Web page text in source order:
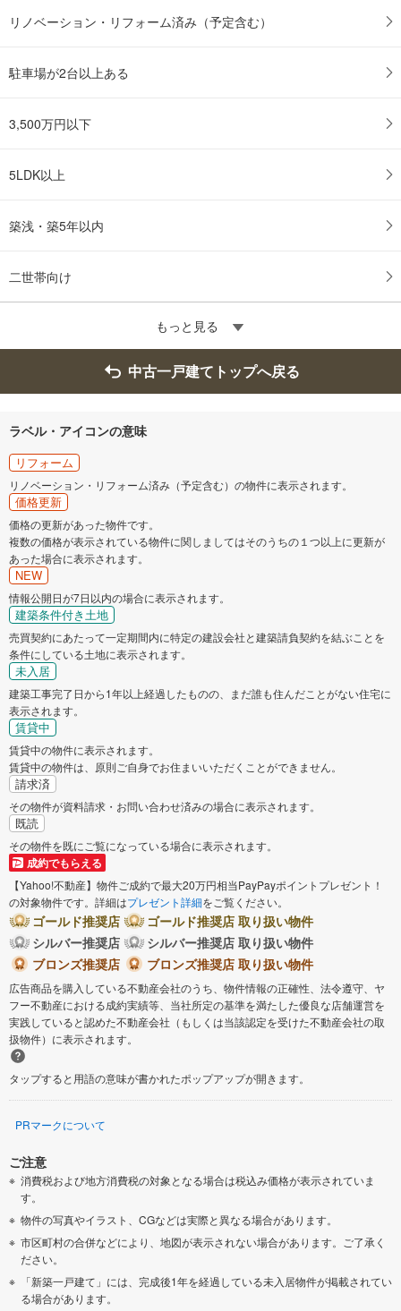
リノベーション・リフォーム済み（予定含む）
駐車場が2台以上ある
3,500万円以下
5LDK以上
築浅・築5年以内
二世帯向け
もっと見る
中古一戸建てトップへ戻る
ラベル・アイコンの意味
リフォーム
リノベーション・リフォーム済み（予定含む）の物件に表示されます。
価格更新
価格の更新があった物件です。
複数の価格が表示されている物件に関しましてはそのうちの１つ以上に更新が
あった場合に表示されます。
NEW
情報公開日が7日以内の場合に表示されます。
建築条件付き土地
売買契約にあたって一定期間内に特定の建設会社と建築請負契約を結ぶことを
条件にしている土地に表示されます。
未入居
建築工事完了日から1年以上経過したものの、まだ誰も住んだことがない住宅に
表示されます。
賃貸中
賃貸中の物件に表示されます。
賃貸中の物件は、原則ご自身でお住まいいただくことができません。
請求済
その物件が資料請求・お問い合わせ済みの場合に表示されます。
既読
その物件を既にご覧になっている場合に表示されます。
成約でもらえる
【Yahoo!不動産】物件ご成約で最大20万円相当PayPayポイントプレゼント！
の対象物件です。詳細はプレゼント詳細をご覧ください。
ゴールド推奨店
ゴールド推奨店 取り扱い物件
シルバー推奨店
シルバー推奨店 取り扱い物件
ブロンズ推奨店
ブロンズ推奨店 取り扱い物件
広告商品を購入している不動産会社のうち、物件情報の正確性、法令遵守、ヤ
フー不動産における成約実績等、当社所定の基準を満たした優良な店舗運営を
実践していると認めた不動産会社（もしくは当該認定を受けた不動産会社の取
扱物件）に表示されます。
タップすると用語の意味が書かれたポップアップが開きます。
PRマークについて
ご注意
消費税および地方消費税の対象となる場合は税込み価格が表示されていま
す。
物件の写真やイラスト、CGなどは実際と異なる場合があります。
市区町村の合併などにより、地図が表示されない場合があります。ご了承く
ださい。
「新築一戸建て」には、完成後1年を経過している未入居物件が掲載されてい
る場合があります。